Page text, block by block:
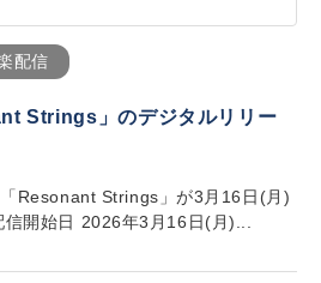
配信
Strings」のデジタルリリー
Resonant Strings」が3月16日(月)
開始日 2026年3月16日(月)...